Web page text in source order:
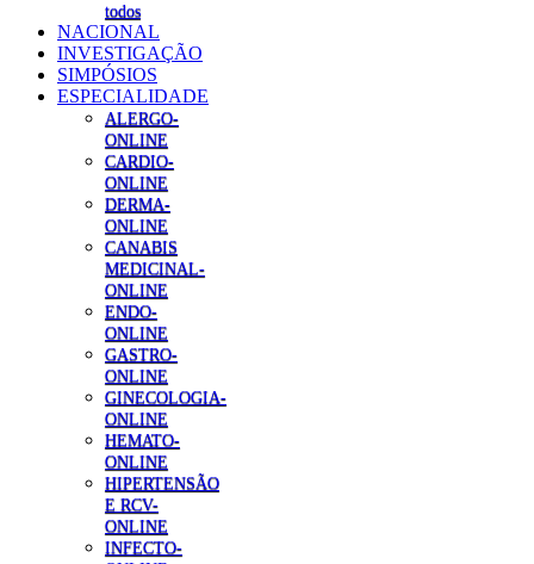
todos
NACIONAL
INVESTIGAÇÃO
SIMPÓSIOS
ESPECIALIDADE
ALERGO-
ONLINE
CARDIO-
ONLINE
DERMA-
ONLINE
CANABIS
MEDICINAL-
ONLINE
ENDO-
ONLINE
GASTRO-
ONLINE
GINECOLOGIA-
ONLINE
HEMATO-
ONLINE
HIPERTENSÃO
E RCV-
ONLINE
INFECTO-